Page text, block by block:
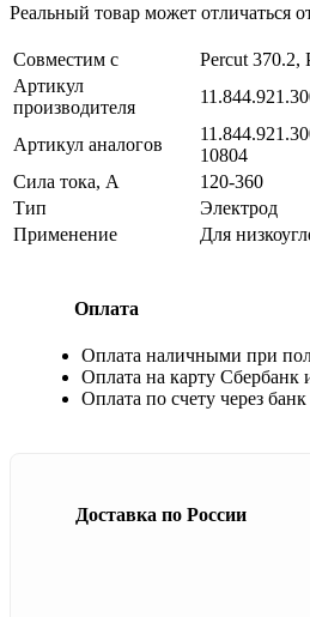
Реальный товар может отличаться
Совместим с
Percut 370.2,
Артикул
производителя
Артикул аналогов
10804
Сила тока, А
120-360
Тип
Электрод
Применение
Для
Оплата
Оплата наличными при
Оплата на карту
Оплата по счету через
Доставка по России